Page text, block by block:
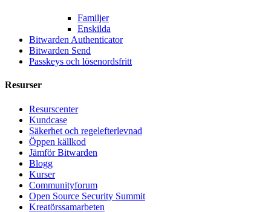
Familjer
Enskilda
Bitwarden Authenticator
Bitwarden Send
Passkeys och lösenordsfritt
Resurser
Resurscenter
Kundcase
Säkerhet och regelefterlevnad
Öppen källkod
Jämför Bitwarden
Blogg
Kurser
Communityforum
Open Source Security Summit
Kreatörssamarbeten